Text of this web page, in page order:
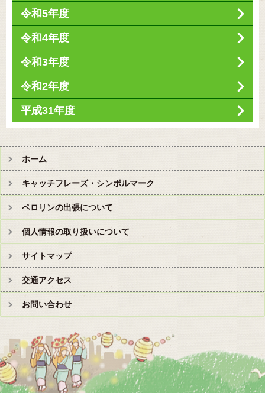
令和5年度
令和4年度
令和3年度
令和2年度
平成31年度
ホーム
キャッチフレーズ・シンボルマーク
ペロリンの出張について
個人情報の取り扱いについて
サイトマップ
交通アクセス
お問い合わせ